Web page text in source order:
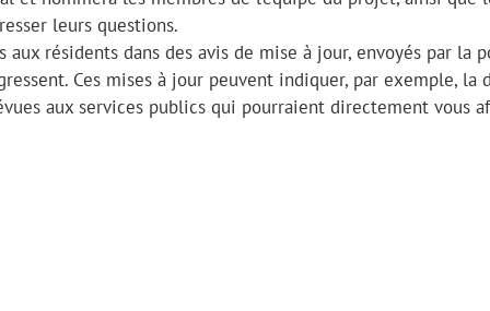
leurs questions.
aux résidents dans des avis de mise à jour, envoyés par la
Ces mises à jour peuvent indiquer, par exemple, la
aux services publics qui pourraient directement vous